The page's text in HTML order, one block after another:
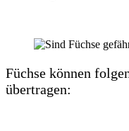
Füchse können
übertragen: